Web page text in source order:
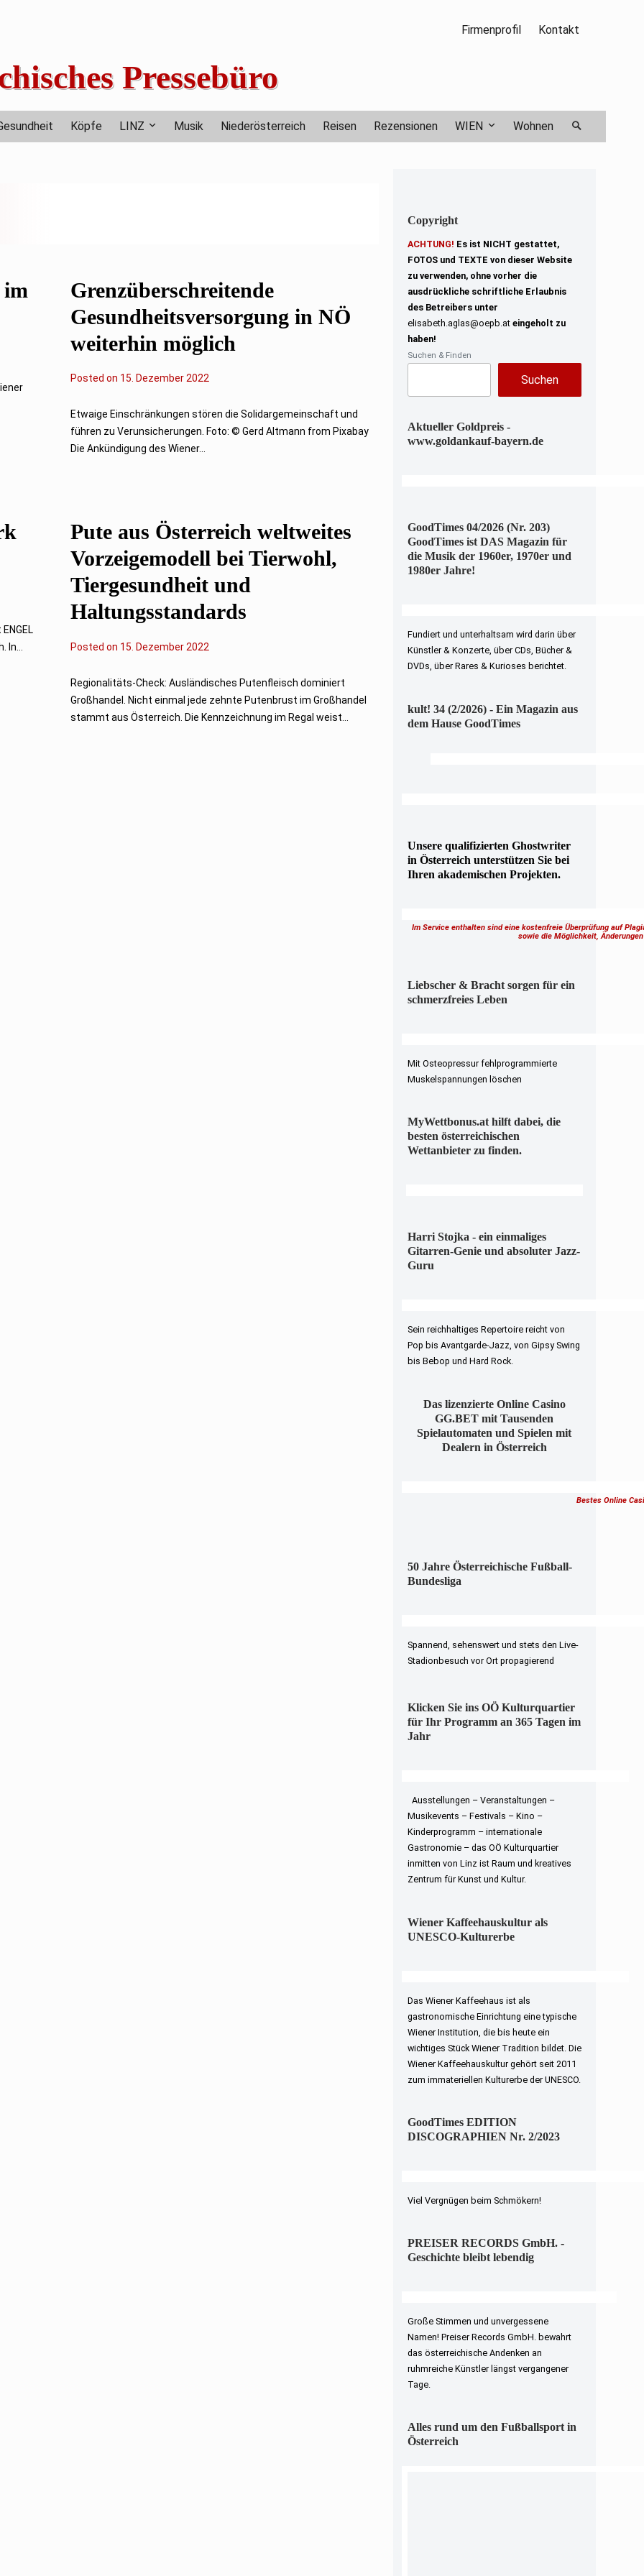
Firmenprofil Kontakt
Pressebüro
Köpfe LINZ Musik Niederösterreich Reisen Rezensionen WIEN Wohnen
im
Grenzüberschreitende
Gesundheitsversorgung in NÖ
weiterhin möglich
Posted on 1
D
z
e
2
2
15. Dezember 2022
Etwaige Einschränkungen stören die Solidargemeinschaft und
führen zu Verunsicherungen. Foto: © Gerd Altmann from Pixabay
Die Ankündigung des Wiener...
Pute aus Österreich weltweites
Vorzeigemodell bei Tierwohl,
Tiergesundheit und
Haltungsstandards
Posted on 1
D
z
e
15. Dezember 2022
Regionalitäts-Check: Ausländisches Putenfleisch dominiert
Großhandel. Nicht einmal jede zehnte Putenbrust im Großhandel
stammt aus Österreich. Die Kennzeichnung im Regal weist...
Copyright
ACHTUNG! Es ist NICHT gestattet,
FOTOS und TEXTE von dieser Website
zu verwenden, ohne vorher die
ausdrückliche schriftliche Erlaubnis
des Betreibers unter
elisabeth.aglas@oepb.ateingeholt zu
haben!
Suchen & Finden
Suchen
Aktueller Goldpreis -
www.goldankauf-bayern.de
GoodTimes 04/2026 (Nr. 203)
GoodTimes ist DAS Magazin für
die Musik der 1960er, 1970er und
1980er Jahre!
Fundiert und unterhaltsam wird darin über
Künstler & Konzerte, über CDs, Bücher &
DVDs, über Rares & Kurioses berichtet.
kult! 34 (2/2026) - Ein Magazin aus
dem Hause GoodTimes
Unsere qualifizierten Ghostwriter
in Österreich unterstützen Sie bei
Ihren akademischen Projekten.
Im Service enthalten sind eine kostenfreie Überprüfung auf
sowie die Möglichkeit,
Liebscher & Bracht sorgen für ein
schmerzfreies Leben
Mit Osteopressur fehlprogrammierte
Muskelspannungen löschen
MyWettbonus.at hilft dabei, die
besten österreichischen
Wettanbieter zu finden.
Harri Stojka - ein einmaliges
Gitarren-Genie und absoluter Jazz-
Guru
Sein reichhaltiges Repertoire reicht von
Pop bis Avantgarde-Jazz, von Gipsy Swing
bis Bebop und Hard Rock.
Das lizenzierte Online Casino
GG.BET mit Tausenden
Spielautomaten und Spielen mit
Dealern in Österreich
Bestes Online
50 Jahre Österreichische Fußball-
Bundesliga
Spannend, sehenswert und stets den Live-
Stadionbesuch vor Ort propagierend
Klicken Sie ins OÖ Kulturquartier
für Ihr Programm an 365 Tagen im
Jahr
Ausstellungen – Veranstaltungen –
Musikevents – Festivals – Kino –
Kinderprogramm – internationale
Gastronomie – das OÖ Kulturquartier
inmitten von Linz ist Raum und kreatives
Zentrum für Kunst und Kultur.
Wiener Kaffeehauskultur als
UNESCO-Kulturerbe
Das Wiener Kaffeehaus ist als
gastronomische Einrichtung eine typische
Wiener Institution, die bis heute ein
wichtiges Stück Wiener Tradition bildet. Die
Wiener Kaffeehauskultur gehört seit 2011
zum immateriellen Kulturerbe der UNESCO.
GoodTimes EDITION
DISCOGRAPHIEN Nr. 2/2023
Viel Vergnügen beim Schmökern!
PREISER RECORDS GmbH. -
Geschichte bleibt lebendig
Große Stimmen und unvergessene
Namen! Preiser Records GmbH. bewahrt
das österreichische Andenken an
ruhmreiche Künstler längst vergangener
Tage.
Alles rund um den Fußballsport in
Österreich